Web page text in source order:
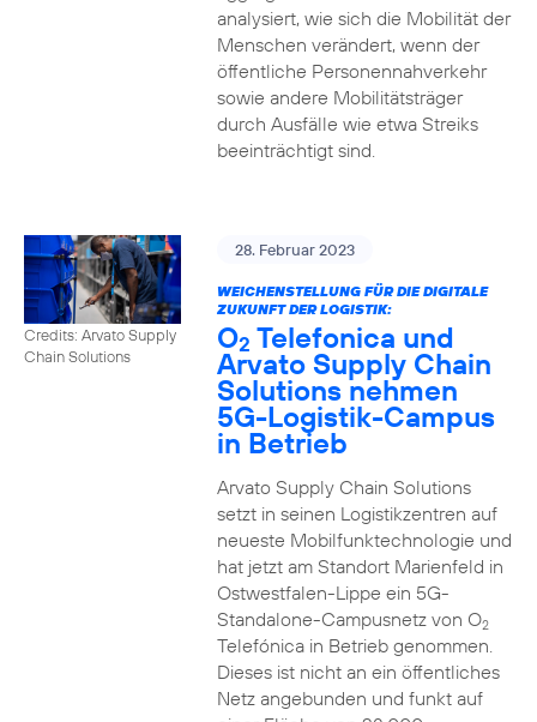
analysiert, wie sich die Mobilität der
Menschen verändert, wenn der
öffentliche Personennahverkehr
sowie andere Mobilitätsträger
durch Ausfälle wie etwa Streiks
beeinträchtigt sind.
Credits: Arvato Supply
Chain Solutions
28. Februar 2023
WEICHENSTELLUNG FÜR DIE DIGITALE
ZUKUNFT DER LOGISTIK:
O2 Telefonica und
Arvato Supply Chain
Solutions nehmen
5G-Logistik-Campus
in Betrieb
Arvato Supply Chain Solutions
setzt in seinen Logistikzentren auf
neueste Mobilfunktechnologie und
hat jetzt am Standort Marienfeld in
Ostwestfalen-Lippe ein 5G-
Standalone-Campusnetz von O2
Telefónica in Betrieb genommen.
Dieses ist nicht an ein öffentliches
Netz angebunden und funkt auf